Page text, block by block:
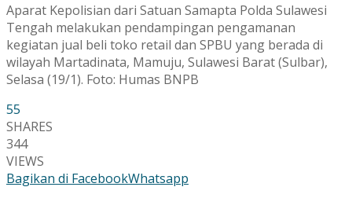
Aparat Kepolisian dari Satuan Samapta Polda Sulawesi
Tengah melakukan pendampingan pengamanan
kegiatan jual beli toko retail dan SPBU yang berada di
wilayah Martadinata, Mamuju, Sulawesi Barat (Sulbar),
Selasa (19/1). Foto: Humas BNPB
55
SHARES
344
VIEWS
Bagikan di FacebookWhatsapp